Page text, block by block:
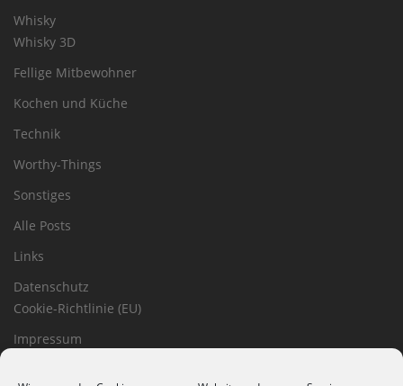
Whisky
Whisky 3D
Fellige Mitbewohner
Kochen und Küche
Technik
Worthy-Things
Sonstiges
Alle Posts
Links
Datenschutz
Cookie-Richtlinie (EU)
Impressum